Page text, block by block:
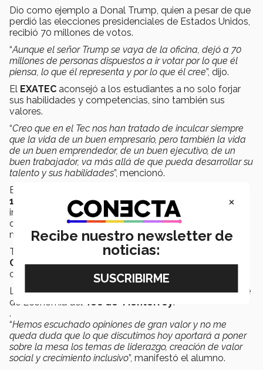
Dio como ejemplo a Donal Trump, quien a pesar de que
perdió las elecciones presidenciales de Estados Unidos,
recibió 70 millones de votos.
“Aunque el señor Trump se vaya de la oficina, dejó a 70
millones de personas dispuestos a ir votar por lo que él
piensa, lo que él representa y por lo que él cree”, dijo.
El EXATEC aconsejó a los estudiantes a no solo forjar
sus habilidades y competencias, sino también sus
valores.
“Creo que en el Tec nos han tratado de inculcar siempre
que la vida de un buen empresario, pero también la vida
de un buen emprendedor, de un buen ejecutivo, de un
buen trabajador, va más allá de que pueda desarrollar su
talento y sus habilidades”, mencionó.
En términos económicos, por la pandemia del
19
se han perdido en el país 12 millones de empleos
informales, por lo que se deben encontrar mecanismos
de formalizar a los mexicanos que trabajan de esta
manera.
También señaló que a través delConsejo
Coordinador Empresarialse busca generar
colaboración pública y privada para generar inversión.
La sesión fue coordinada por Marcelo Galán, estudiante
de Economía del Tec de Monterrey.
.
“Hemos escuchado opiniones de gran valor y no me
queda duda que lo que discutimos hoy aportará a poner
sobre la mesa los temas de liderazgo, creación de valor
social y crecimiento inclusivo”, manifestó el alumno.
×
Recibe nuestro newsletter de
noticias: